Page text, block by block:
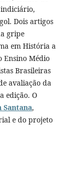
Dois artigos
gripe
em História a
Ensino Médio
Brasileiras
avaliação da
edição. O
Santana,
e do projeto